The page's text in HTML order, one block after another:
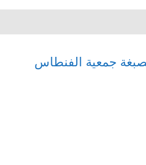
جمعية الفنطاس